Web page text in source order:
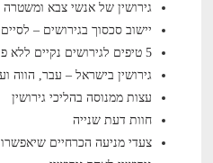
גירושין של אנשי צבא ומשטרה
יישוב סכסוך בגירושים –
5 טיפים לגירושים נקיים ללא פלילים
גירושין בישראל – עבר, הווה
עצות ממנוסה בהליכי גירושין
חוות דעת שנייה
צעדי מניעה הכרחיים שיאפשרו